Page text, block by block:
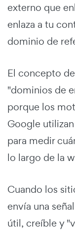
externo que
enlaza a tu
dominio de
El concepto
"dominios de
porque los
Google
para medir
lo largo de la
Cuando los
envía una
útil, creíble y